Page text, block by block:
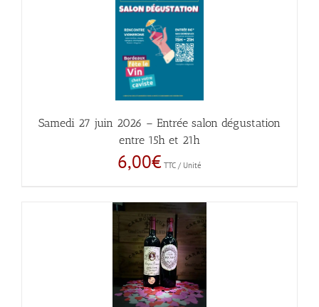
Samedi 27 juin 2026 – Entrée salon dégustation
entre 15h et 21h
6,00€ TTC / Unité